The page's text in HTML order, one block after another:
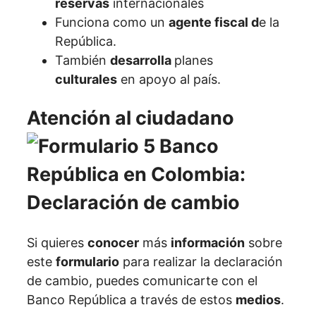
reservas internacionales
Funciona como un agente fiscal de la
República.
También desarrolla planes
culturales en apoyo al país.
Atención al ciudadano
Si quieres conocer más información sobre
este formulario para realizar la declaración
de cambio, puedes comunicarte con el
Banco República a través de estos medios.